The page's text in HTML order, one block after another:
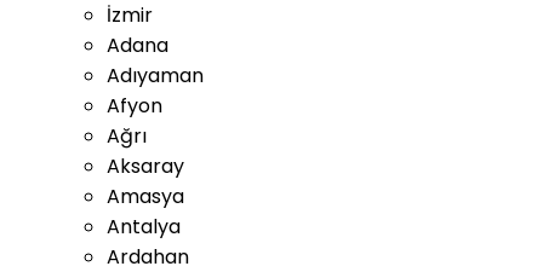
İzmir
Adana
Adıyaman
Afyon
Ağrı
Aksaray
Amasya
Antalya
Ardahan